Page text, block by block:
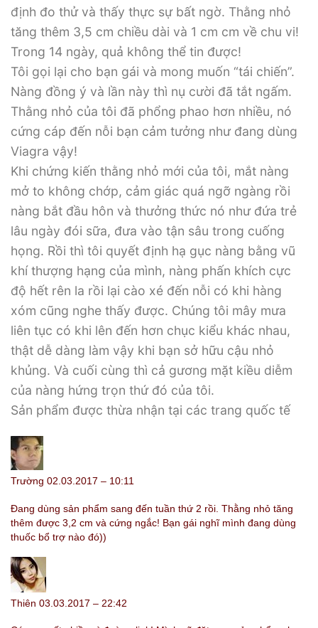
định đo thử và thấy thực sự bất ngờ. Thằng nhỏ
tăng thêm 3,5 cm chiều dài và 1 cm cm về chu vi!
Trong 14 ngày, quả không thể tin được!
Tôi gọi lại cho bạn gái và mong muốn “tái chiến”.
Nàng đồng ý và lần này thì nụ cười đã tắt ngấm.
Thằng nhỏ của tôi đã phổng phao hơn nhiều, nó
cứng cáp đến nỗi bạn cảm tưởng như đang dùng
Viagra vậy!
Khi chứng kiến thằng nhỏ mới của tôi, mắt nàng
mở to không chớp, cảm giác quá ngỡ ngàng rồi
nàng bắt đầu hôn và thưởng thức nó như đứa trẻ
lâu ngày đói sữa, đưa vào tận sâu trong cuống
họng. Rồi thì tôi quyết định hạ gục nàng bằng vũ
khí thượng hạng của mình, nàng phấn khích cực
độ hết rên la rồi lại cào xé đến nỗi có khi hàng
xóm cũng nghe thấy được. Chúng tôi mây mưa
liên tục có khi lên đến hơn chục kiểu khác nhau,
thật dễ dàng làm vậy khi bạn sở hữu cậu nhỏ
khủng. Và cuối cùng thì cả gương mặt kiều diễm
của nàng hứng trọn thứ đó của tôi.
Sản phẩm được thừa nhận tại các trang quốc tế
Trường 02.03.2017 – 10:11
Đang dùng sản phẩm sang đến tuần thứ 2 rồi. Thằng nhỏ tăng
thêm được 3,2 cm và cứng ngắc! Bạn gái nghĩ mình đang dùng
thuốc bổ trợ nào đó))
Thiên 03.03.2017 – 22:42